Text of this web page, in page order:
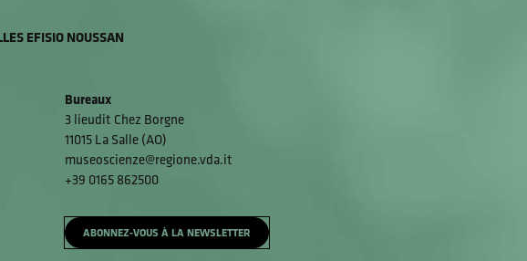
EFISIO NOUSSAN
Bureaux
3 lieudit Chez Borgne
11015 La Salle (AO)
museoscienze@regione.vda.it
+39 0165 862500
ABONNEZ-VOUS À LA NEWSLETTER